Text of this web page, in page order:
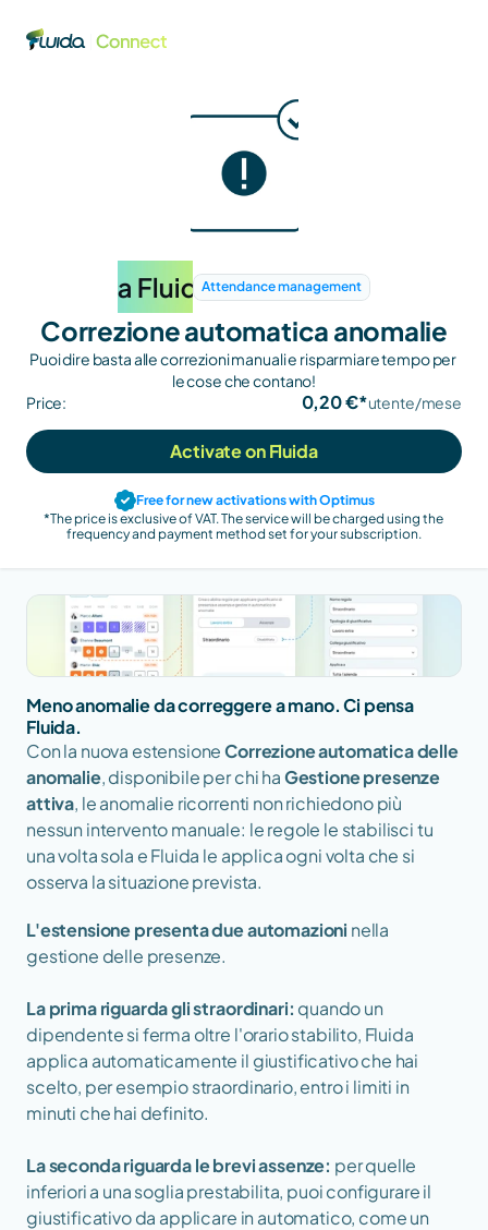
Attendance management
Correzione automatica anomalie
Puoi dire basta alle correzioni manuali e risparmiare tempo per
le cose che contano!
Price:
0,20 €*utente/mese
Activate on Fluida
Free for new activations with Optimus
*The price is exclusive of VAT. The service will be charged using the
frequency and payment method set for your subscription.
Meno anomalie da correggere a mano. Ci pensa
Fluida.
Con la nuova estensione Correzione automatica delle
anomalie, disponibile per chi ha Gestione presenze
attiva, le anomalie ricorrenti non richiedono più
nessun intervento manuale: le regole le stabilisci tu
una volta sola e Fluida le applica ogni volta che si
osserva la situazione prevista.
L'estensione presenta due automazioni nella
gestione delle presenze.
La prima riguarda gli straordinari: quando un
dipendente si ferma oltre l'orario stabilito, Fluida
applica automaticamente il giustificativo che hai
scelto, per esempio straordinario, entro i limiti in
minuti che hai definito.
La seconda riguarda le brevi assenze: per quelle
inferiori a una soglia prestabilita, puoi configurare il
giustificativo da applicare in automatico, come un